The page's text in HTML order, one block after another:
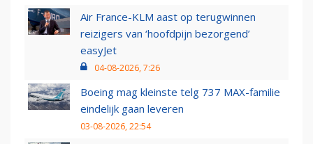
Air France-KLM aast op terugwinnen
reizigers van ‘hoofdpijn bezorgend’
easyJet
04-08-2026, 7:26
Boeing mag kleinste telg 737 MAX-familie
eindelijk gaan leveren
03-08-2026, 22:54